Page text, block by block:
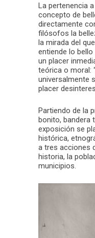
La pertenencia
concepto de
directamente
filósofos la
la mirada del
entiende lo
un placer
teórica o moral:
universalmente
placer
Partiendo de la
bonito, bandera
exposición se
histórica,
a tres acciones
historia, la
municipios.